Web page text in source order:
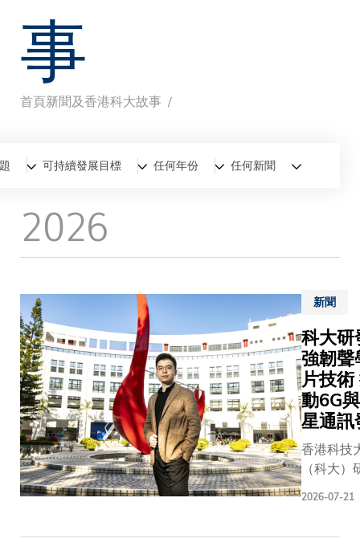
事
導
航
連
結
首頁新聞及香港科大故事
全部新聞香港科大故事
可持續發展目標 任何年份 任何新聞
2026
新聞
科大研
強韌聲
片技術
動6G
星通訊
香港科技
（科大）
2026-07-21